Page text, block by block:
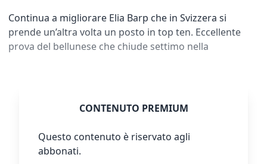
Continua a migliorare Elia Barp che in Svizzera si
prende un’altra volta un posto in top ten. Eccellente
prova del bellunese che chiude settimo nella
CONTENUTO PREMIUM
Questo contenuto è riservato agli
abbonati.